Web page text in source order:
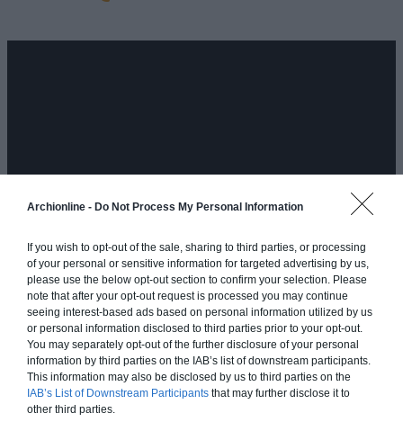
Archionline - Do Not Process My Personal Information
If you wish to opt-out of the sale, sharing to third parties, or processing
of your personal or sensitive information for targeted advertising by us,
please use the below opt-out section to confirm your selection. Please
note that after your opt-out request is processed you may continue
seeing interest-based ads based on personal information utilized by us
or personal information disclosed to third parties prior to your opt-out.
You may separately opt-out of the further disclosure of your personal
information by third parties on the IAB’s list of downstream participants.
This information may also be disclosed by us to third parties on the
IAB’s List of Downstream Participants that may further disclose it to
other third parties.
NOS ENGAGEMENTS